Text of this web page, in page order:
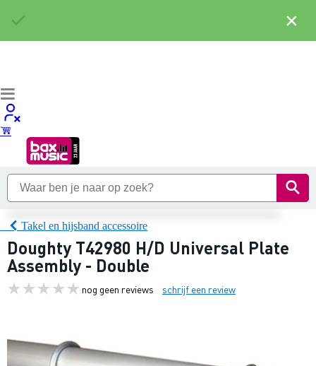
Takel en hijsband accessoire
Doughty T42980 H/D Universal Plate
Assembly - Double
nog geen reviews schrijf een review
×